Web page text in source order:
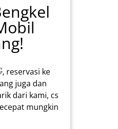
reservasi ke
juga dan
dari kami, cs
mungkin